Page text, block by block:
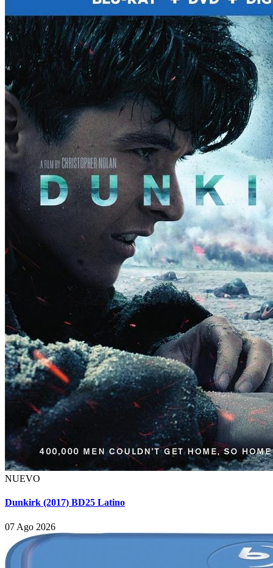
NUEVO
Dunkirk (2017) BD25 Latino
07 Ago 2026